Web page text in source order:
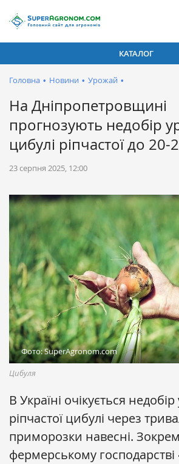
КАТАЛОГ
Головна • Новини • Урожай •
На Дніпропетровщині
прогнозують недобір
цибулі ріпчастої до 20-
23 серпня 2025, 12:00
Фото: SuperAgronom.com
Цибуля
В Україні очікується
ріпчастої цибулі через
приморозки навесні.
фермерському